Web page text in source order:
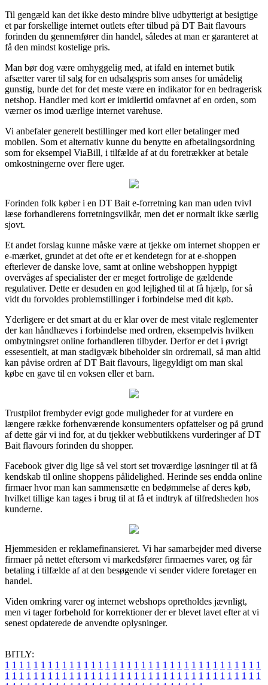
Til gengæld kan det ikke desto mindre blive udbytterigt at besigtige
et par forskellige internet outlets efter tilbud på DT Bait flavours
forinden du gennemfører din handel, således at man er garanteret at
få den mindst kostelige pris.
Man bør dog være omhyggelig med, at ifald en internet butik
afsætter varer til salg for en udsalgspris som anses for umådelig
gunstig, burde det for det meste være en indikator for en bedragerisk
netshop. Handler med kort er imidlertid omfavnet af en orden, som
værner os imod uærlige internet varehuse.
Vi anbefaler generelt bestillinger med kort eller betalinger med
mobilen. Som et alternativ kunne du benytte en afbetalingsordning
som for eksempel ViaBill, i tilfælde af at du foretrækker at betale
omkostningerne over flere uger.
Forinden folk køber i en DT Bait e-forretning kan man uden tvivl
læse forhandlerens forretningsvilkår, men det er normalt ikke særlig
sjovt.
Et andet forslag kunne måske være at tjekke om internet shoppen er
e-mærket, grundet at det ofte er et kendetegn for at e-shoppen
efterlever de danske love, samt at online webshoppen hyppigt
overvåges af specialister der er meget fortrolige de gældende
regulativer. Dette er desuden en god lejlighed til at få hjælp, for så
vidt du forvoldes problemstillinger i forbindelse med dit køb.
Yderligere er det smart at du er klar over de mest vitale reglementer
der kan håndhæves i forbindelse med ordren, eksempelvis hvilken
ombytningsret online forhandleren tilbyder. Derfor er det i øvrigt
essesentielt, at man stadigvæk bibeholder sin ordremail, så man altid
kan påvise ordren af DT Bait flavours, ligegyldigt om man skal
købe en gave til en voksen eller et barn.
Trustpilot frembyder evigt gode muligheder for at vurdere en
længere række forhenværende konsumenters opfattelser og på grund
af dette går vi ind for, at du tjekker webbutikkens vurderinger af DT
Bait flavours forinden du shopper.
Facebook giver dig lige så vel stort set troværdige løsninger til at få
kendskab til online shoppens pålidelighed. Herinde ses endda online
firmaer hvor man kan sammensætte en bedømmelse af deres køb,
hvilket tillige kan tages i brug til at få et indtryk af tilfredsheden hos
kunderne.
Hjemmesiden er reklamefinansieret. Vi har samarbejder med diverse
firmaer på nettet eftersom vi markedsfører firmaernes varer, og får
betaling i tilfælde af at den besøgende vi sender videre foretager en
handel.
Viden omkring varer og internet webshops opretholdes jævnligt,
men vi tager forbehold for korrektioner der er blevet lavet efter at vi
senest opdaterede de anvendte oplysninger.
BITLY:
1 1 1 1 1 1 1 1 1 1 1 1 1 1 1 1 1 1 1 1 1 1 1 1 1 1 1 1 1 1 1 1 1 1 1 1
1 1 1 1 1 1 1 1 1 1 1 1 1 1 1 1 1 1 1 1 1 1 1 1 1 1 1 1 1 1 1 1 1 1 1 1